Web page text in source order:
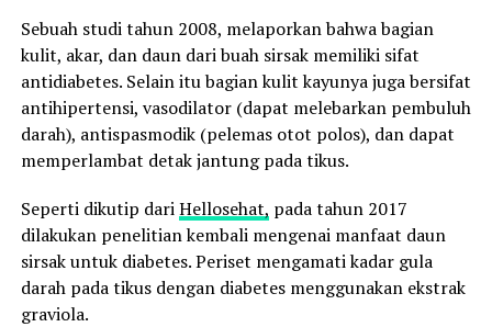
Sebuah studi tahun 2008, melaporkan bahwa bagian
kulit, akar, dan daun dari buah sirsak memiliki sifat
antidiabetes. Selain itu bagian kulit kayunya juga bersifat
antihipertensi, vasodilator (dapat melebarkan pembuluh
darah), antispasmodik (pelemas otot polos), dan dapat
memperlambat detak jantung pada tikus.
Seperti dikutip dariHellosehat, pada tahun 2017
dilakukan penelitian kembali mengenai manfaat daun
sirsak untuk diabetes. Periset mengamati kadar gula
darah pada tikus dengan diabetes menggunakan ekstrak
graviola.